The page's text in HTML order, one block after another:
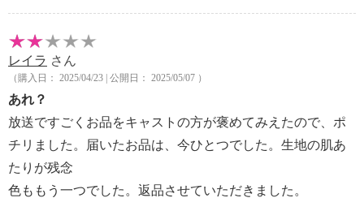
レイラ さん
（購入日： 2025/04/23 | 公開日： 2025/05/07 ）
あれ？
放送ですごくお品をキャストの方が褒めてみえたので、ポ
チリました。届いたお品は、今ひとつでした。生地の肌あ
たりが残念
色ももう一つでした。返品させていただきました。